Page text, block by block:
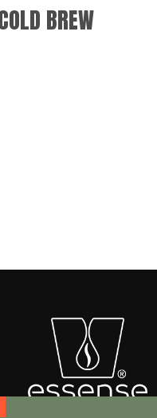
BREW